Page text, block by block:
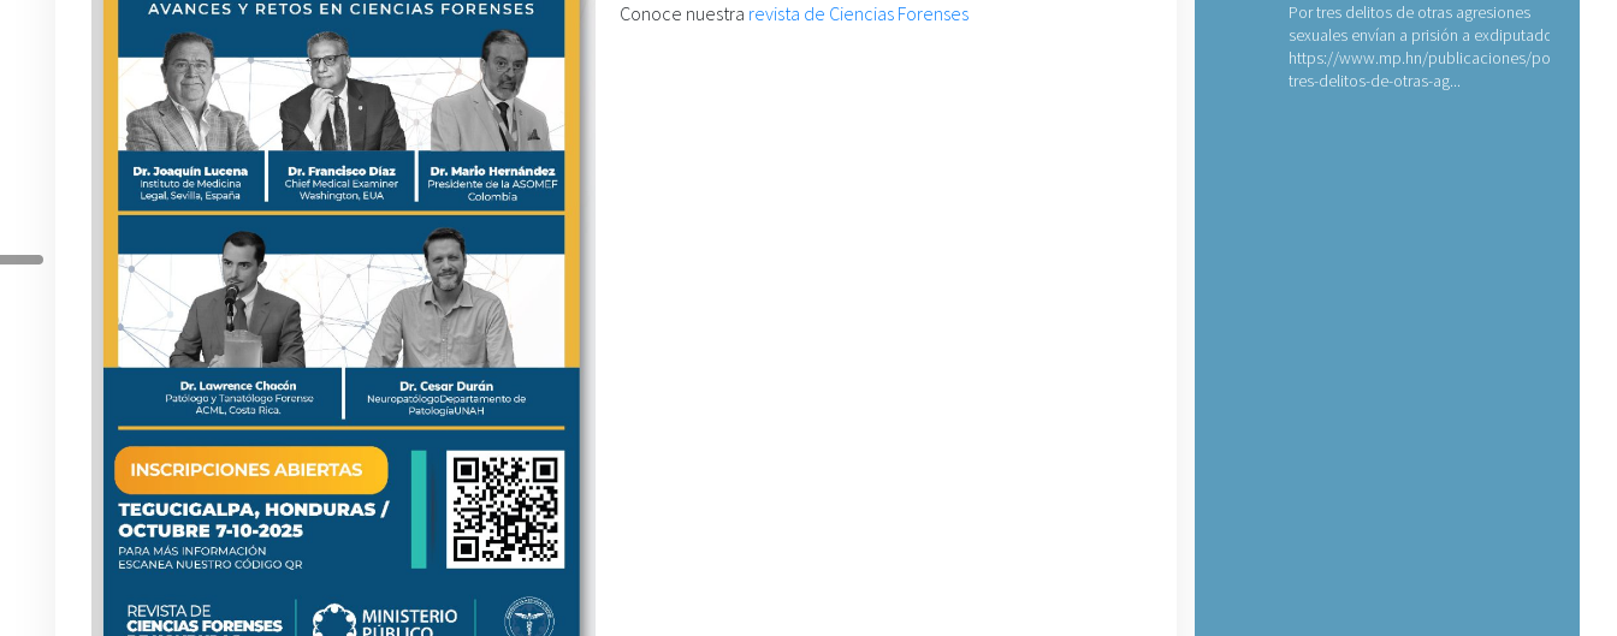
Conoce nuestra revista de Ciencias Forenses
Por tres delitos de otras agresiones
sexuales envían a prisión a exdiputado
https://www.mp.hn/publicaciones/por-
tres-delitos-de-otras-ag...